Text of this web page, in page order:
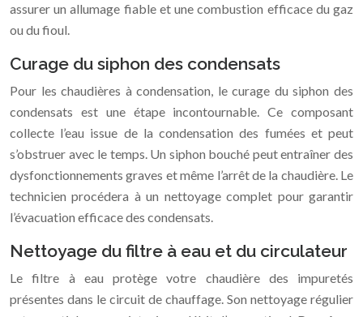
assurer un allumage fiable et une combustion efficace du gaz
ou du fioul.
Curage du siphon des condensats
Pour les chaudières à condensation, le curage du siphon des
condensats est une étape incontournable. Ce composant
collecte l’eau issue de la condensation des fumées et peut
s’obstruer avec le temps. Un siphon bouché peut entraîner des
dysfonctionnements graves et même l’arrêt de la chaudière. Le
technicien procédera à un nettoyage complet pour garantir
l’évacuation efficace des condensats.
Nettoyage du filtre à eau et du circulateur
Le filtre à eau protège votre chaudière des impuretés
présentes dans le circuit de chauffage. Son nettoyage régulier